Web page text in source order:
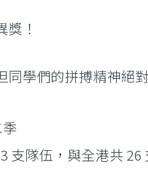
！
學們的拼搏精神絕
支隊伍，與全港共